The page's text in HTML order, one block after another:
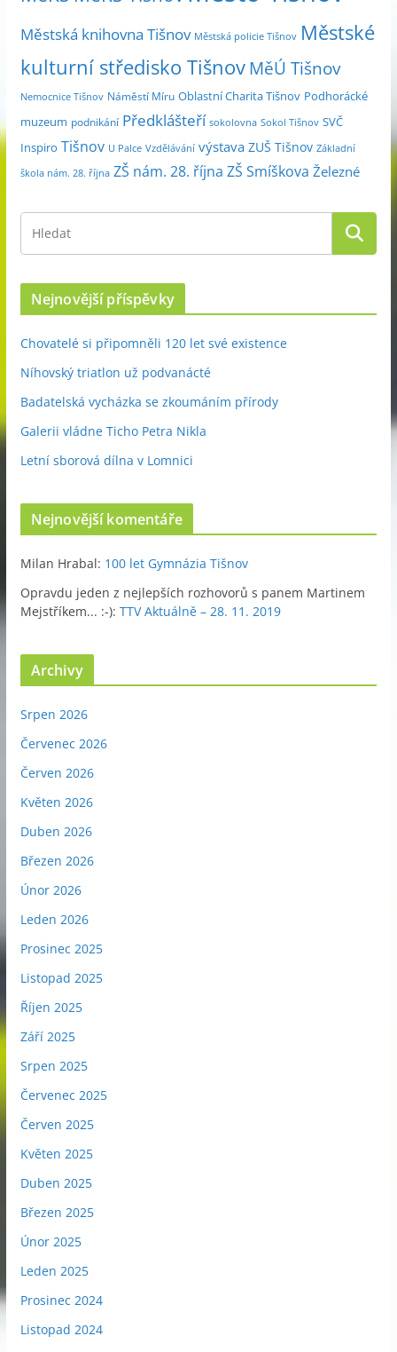
e
Městská knihovna Tišnov Městská policie Tišnov Městské
kulturní středisko Tišnov MěÚ Tišnov
Nemocnice Tišnov Náměstí Míru Oblastní Charita Tišnov Podhorácké
muzeum podnikání Předklášteří sokolovna Sokol Tišnov SVČ
Inspiro Tišnov U Palce Vzdělávání výstava ZUŠ Tišnov Základní
škola nám. 28. října ZŠ nám. 28. října ZŠ Smíškova Železné
Nejnovější příspěvky
Chovatelé si připomněli 120 let své existence
Níhovský triatlon už podvanácté
Badatelská vycházka se zkoumáním přírody
Galerii vládne Ticho Petra Nikla
Letní sborová dílna v Lomnici
Nejnovější komentáře
Milan Hrabal: 100 let Gymnázia Tišnov
Opravdu jeden z nejlepších rozhovorů s panem Martinem
Mejstříkem... :-): TTV Aktuálně – 28. 11. 2019
Archivy
Srpen 2026
Červenec 2026
Červen 2026
Květen 2026
Duben 2026
Březen 2026
Únor 2026
Leden 2026
Prosinec 2025
Listopad 2025
Říjen 2025
Září 2025
Srpen 2025
Červenec 2025
Červen 2025
Květen 2025
Duben 2025
Březen 2025
Únor 2025
Leden 2025
Prosinec 2024
Listopad 2024